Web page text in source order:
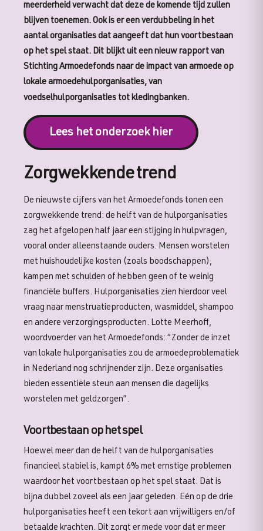
meerderheid verwacht dat deze de komende tijd zullen
blijven toenemen. Ook is er een verdubbeling in het
aantal organisaties dat aangeeft dat hun voortbestaan
op het spel staat. Dit blijkt uit een nieuw rapport van
Stichting Armoedefonds naar de impact van armoede op
lokale armoedehulporganisaties, van
voedselhulporganisaties tot kledingbanken.
Lees het onderzoek hier
Zorgwekkende trend
De nieuwste cijfers van het Armoedefonds tonen een
zorgwekkende trend: de helft van de hulporganisaties
zag het afgelopen half jaar een stijging in hulpvragen,
vooral onder alleenstaande ouders. Mensen worstelen
met huishoudelijke kosten (zoals boodschappen),
kampen met schulden of hebben geen of te weinig
financiële buffers. Hulporganisaties zien hierdoor veel
vraag naar menstruatieproducten, wasmiddel, shampoo
en andere verzorgingsproducten. Lotte Meerhoff,
woordvoerder van het Armoedefonds: “Zonder de inzet
van lokale hulporganisaties zou de armoedeproblematiek
in Nederland nog schrijnender zijn. Deze organisaties
bieden essentiële steun aan mensen die dagelijks
worstelen met geldzorgen”.
Voortbestaan op het spel
Hoewel meer dan de helft van de hulporganisaties
financieel stabiel is, kampt 6% met ernstige problemen
waardoor het voortbestaan op het spel staat. Dat is
bijna dubbel zoveel als een jaar geleden. Eén op de drie
hulporganisaties heeft een tekort aan vrijwilligers en/of
betaalde krachten. Dit zorgt er mede voor dat er meer